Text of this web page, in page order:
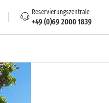
Reservierungszentrale
+49 (0)69 2000 1839